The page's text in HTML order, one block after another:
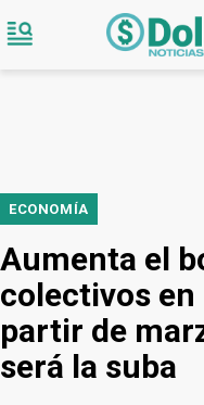
ECONOMÍA
Aumenta el
colectivos en
partir de
será la suba